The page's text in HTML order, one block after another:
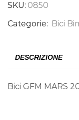
SKU: 0850
Categorie: Bici
DESCRIZIONE
Bici GFM MARS